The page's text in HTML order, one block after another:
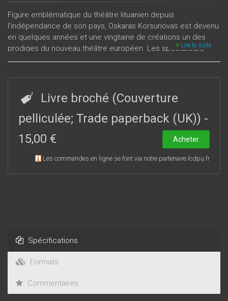
Figure emblématique du théâtre lituanien depuis
l'indépendance de son pays, Oskaras Korsunovas est devenu
en quelques années et une vingtaine de créations un des
prodiges du nouveau théâtre européen. Les spectateurs
français ont découvert son œuvre depuis plusieurs années à
présenta
Solitude à deux
, sa dernière mise en scène, il
semblait opportun de publier ce recueil qui réunit articles et
entretiens qui lui sont consacrés.
Lire la suite
Livre broché (Couverture
pelliculée; Trade paperback (UK)) -
15,00 €
Acheter
Les commandes en ligne se font via notre partenaire lcdpu.fr
Spécifications
Formats
Commentaires